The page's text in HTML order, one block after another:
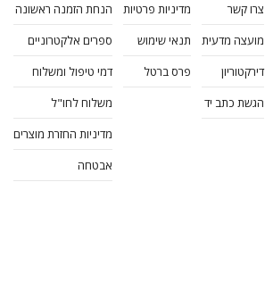
צרו קשר
מועצה מדעית
דירקטוריון
הגשת כתב יד
מדיניות פרטיות
תנאי שימוש
פרס ברטל
הנחת הזמנה ראשונה
ספרים אלקטרוניים
דמי טיפול ומשלוח
משלוח לחו"ל
מדיניות החזרת מוצרים
אבטחה